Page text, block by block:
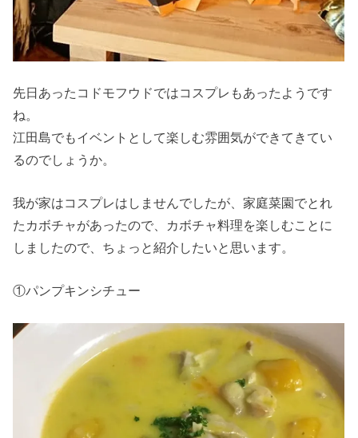
先日あったコドモフウドではコスプレもあったようです
ね。
江田島でもイベントとして楽しむ雰囲気ができてきてい
るのでしょうか。
我が家はコスプレはしませんでしたが、家庭菜園でとれ
たカボチャがあったので、カボチャ料理を楽しむことに
しましたので、ちょっと紹介したいと思います。
①パンプキンシチュー